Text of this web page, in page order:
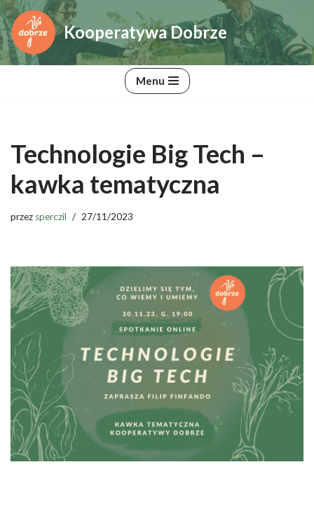
Przejdź
do
Kooperatywa Dobrze
Menu
Technologie Big Tech –
kawka tematyczna
przez sperczil 27/11/2023